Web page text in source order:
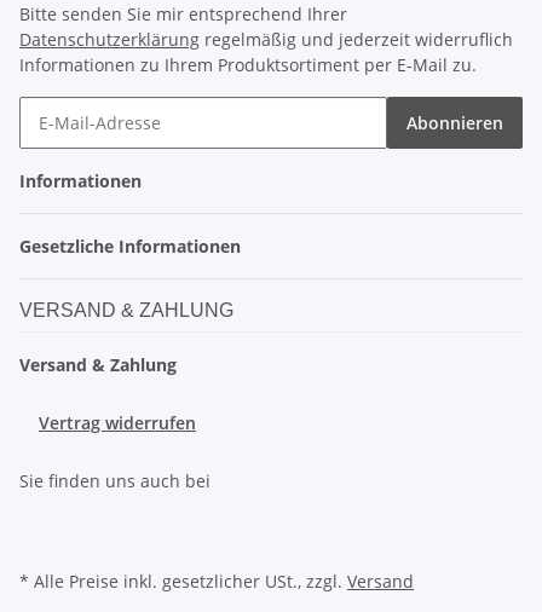
Bitte senden Sie mir entsprechend Ihrer
Datenschutzerklärung regelmäßig und jederzeit widerruflich
Informationen zu Ihrem Produktsortiment per E-Mail zu.
Abonnieren
Informationen
Gesetzliche Informationen
VERSAND & ZAHLUNG
Versand & Zahlung
Vertrag widerrufen
Sie finden uns auch bei
* Alle Preise inkl. gesetzlicher USt., zzgl. Versand